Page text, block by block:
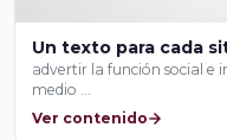
Un texto para cada
advertir la función social e
medio …
Ver contenido